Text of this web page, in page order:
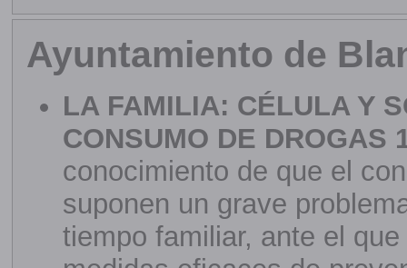
Ayuntamiento de
LA FAMILIA: CÉLULA Y
CONSUMO DE DROGAS
conocimiento de que el
suponen un grave
tiempo familiar, ante el